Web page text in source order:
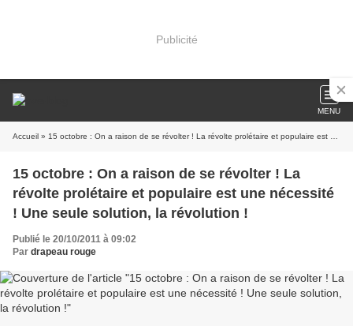
Publicité
MENU
Accueil » 15 octobre : On a raison de se révolter ! La révolte prolétaire et populaire est une nécessité ! Une seule solution, la révolution !
15 octobre : On a raison de se révolter ! La
révolte prolétaire et populaire est une nécessité
! Une seule solution, la révolution !
Publié le 20/10/2011 à 09:02
Par drapeau rouge